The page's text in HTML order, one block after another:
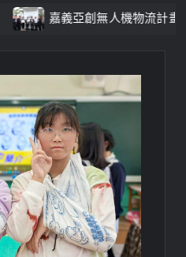
嘉義亞創無人機物流計畫亮